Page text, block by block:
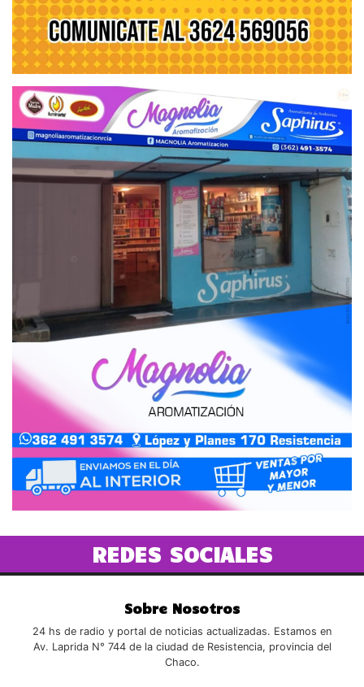
REDES SOCIALES
Sobre Nosotros
24 hs de radio y portal de noticias actualizadas. Estamos en
Av. Laprida N° 744 de la ciudad de Resistencia, provincia del
Chaco.